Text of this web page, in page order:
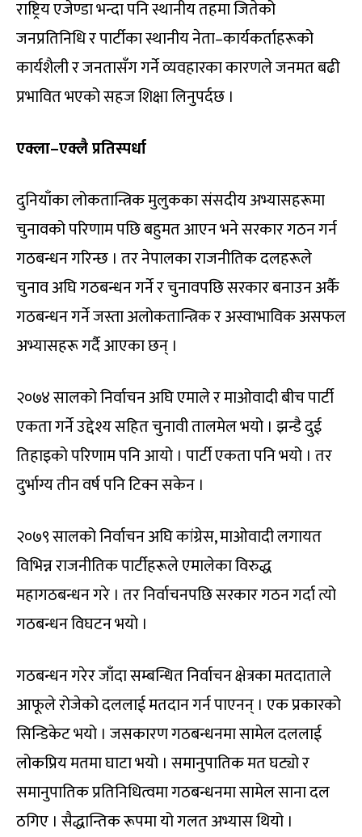
राष्ट्रिय एजेण्डा भन्दा पनि स्थानीय तहमा जितेको
जनप्रतिनिधि र पार्टीका स्थानीय नेता–कार्यकर्ताहरूको
कार्यशैली र जनतासँग गर्ने व्यवहारका कारणले जनमत बढी
प्रभावित भएको सहज शिक्षा लिनुपर्दछ ।
एक्ला–एक्लै प्रतिस्पर्धा
दुनियाँका लोकतान्त्रिक मुलुकका संसदीय अभ्यासहरूमा
चुनावको परिणाम पछि बहुमत आएन भने सरकार गठन गर्न
गठबन्धन गरिन्छ । तर नेपालका राजनीतिक दलहरूले
चुनाव अघि गठबन्धन गर्ने र चुनावपछि सरकार बनाउन अर्कै
गठबन्धन गर्ने जस्ता अलोकतान्त्रिक र अस्वाभाविक असफल
अभ्यासहरू गर्दै आएका छन् ।
२०७४ सालको निर्वाचन अघि एमाले र माओवादी बीच पार्टी
एकता गर्ने उद्देश्य सहित चुनावी तालमेल भयो । झन्डै दुई
तिहाइको परिणाम पनि आयो । पार्टी एकता पनि भयो । तर
दुर्भाग्य तीन वर्ष पनि टिक्न सकेन ।
२०७९ सालको निर्वाचन अघि कांग्रेस, माओवादी लगायत
विभिन्न राजनीतिक पार्टीहरूले एमालेका विरुद्ध
महागठबन्धन गरे । तर निर्वाचनपछि सरकार गठन गर्दा त्यो
गठबन्धन विघटन भयो ।
गठबन्धन गरेर जाँदा सम्बन्धित निर्वाचन क्षेत्रका मतदाताले
आफूले रोजेको दललाई मतदान गर्न पाएनन् । एक प्रकारको
सिन्डिकेट भयो । जसकारण गठबन्धनमा सामेल दललाई
लोकप्रिय मतमा घाटा भयो । समानुपातिक मत घट्यो र
समानुपातिक प्रतिनिधित्वमा गठबन्धनमा सामेल साना दल
ठगिए । सैद्धान्तिक रूपमा यो गलत अभ्यास थियो ।